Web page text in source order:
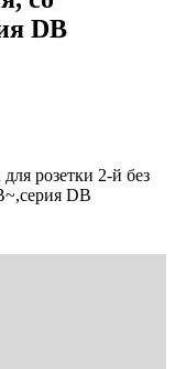
DB
розетки 2-й без
DB